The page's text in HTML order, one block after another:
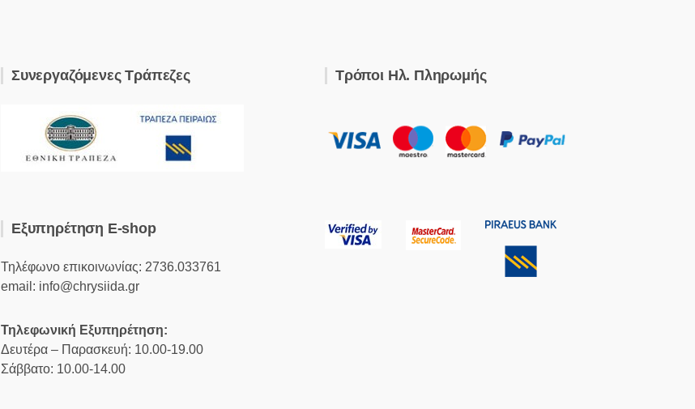
Συνεργαζόμενες Τράπεζες
Εξυπηρέτηση E-shop
Τηλέφωνο επικοινωνίας: 2736.033761
email: info@chrysiida.gr
Τηλεφωνική Εξυπηρέτηση:
Δευτέρα – Παρασκευή: 10.00-19.00
Σάββατο: 10.00-14.00
Τρόποι Ηλ. Πληρωμής